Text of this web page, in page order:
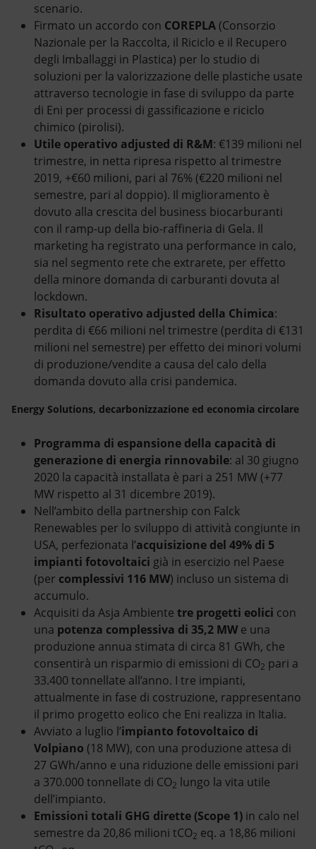
scenario.
Firmato un accordo con COREPLA (Consorzio
Nazionale per la Raccolta, il Riciclo e il Recupero
degli Imballaggi in Plastica) per lo studio di
soluzioni per la valorizzazione delle plastiche usate
attraverso tecnologie in fase di sviluppo da parte
di Eni per processi di gassificazione e riciclo
chimico (pirolisi).
Utile operativo adjusted di R&M: €139 milioni nel
trimestre, in netta ripresa rispetto al trimestre
2019, +€60 milioni, pari al 76% (€220 milioni nel
semestre, pari al doppio). Il miglioramento è
dovuto alla crescita del business biocarburanti
con il ramp-up della bio-raffineria di Gela. Il
marketing ha registrato una performance in calo,
sia nel segmento rete che extrarete, per effetto
della minore domanda di carburanti dovuta al
lockdown.
Risultato operativo adjusted della Chimica:
perdita di €66 milioni nel trimestre (perdita di €131
milioni nel semestre) per effetto dei minori volumi
di produzione/vendite a causa del calo della
domanda dovuto alla crisi pandemica.
Energy Solutions, decarbonizzazione ed economia circolare
Programma di espansione della capacità di
generazione di energia rinnovabile: al 30 giugno
2020 la capacità installata è pari a 251 MW (+77
MW rispetto al 31 dicembre 2019).
Nell’ambito della partnership con Falck
Renewables per lo sviluppo di attività congiunte in
USA, perfezionata l’acquisizione del 49% di 5
impianti fotovoltaici già in esercizio nel Paese
(per complessivi 116 MW) incluso un sistema di
accumulo.
Acquisiti da Asja Ambiente tre progetti eolici con
una potenza complessiva di 35,2 MW e una
produzione annua stimata di circa 81 GWh, che
consentirà un risparmio di emissioni di CO2 pari a
33.400 tonnellate all’anno. I tre impianti,
attualmente in fase di costruzione, rappresentano
il primo progetto eolico che Eni realizza in Italia.
Avviato a luglio l’impianto fotovoltaico di
Volpiano (18 MW), con una produzione attesa di
27 GWh/anno e una riduzione delle emissioni pari
a 370.000 tonnellate di CO2 lungo la vita utile
dell’impianto.
Emissioni totali GHG dirette (Scope 1) in calo nel
semestre da 20,86 milioni tCO2 eq. a 18,86 milioni